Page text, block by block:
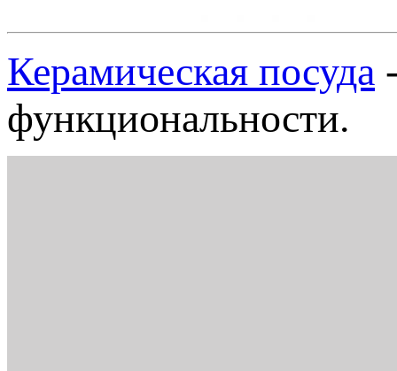
Керамическая посуда
функциональности.